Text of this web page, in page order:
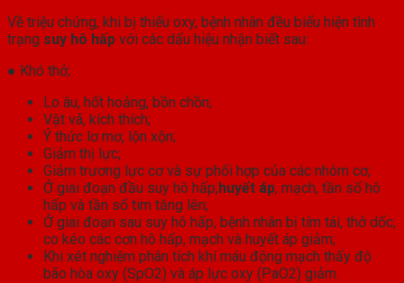
Về triệu chứng, khi bị thiếu oxy, bệnh nhân đều biểu hiện tình
trạng suy hô hấp với các dấu hiệu nhận biết sau:
● Khó thở;
Lo âu, hốt hoảng, bồn chồn;
Vật vã, kích thích;
Ý thức lơ mơ, lộn xộn;
Giảm thị lực;
Giảm trương lực cơ và sự phối hợp của các nhóm cơ;
Ở giai đoạn đầu suy hô hấp,huyết áp, mạch, tần số hô
hấp và tần số tim tăng lên;
Ở giai đoạn sau suy hô hấp, bệnh nhân bị tím tái, thở dốc,
co kéo các cơn hô hấp, mạch và huyết áp giảm;
Khi xét nghiệm phân tích khí máu động mạch thấy độ
bão hòa oxy (SpO2) và áp lực oxy (PaO2) giảm.